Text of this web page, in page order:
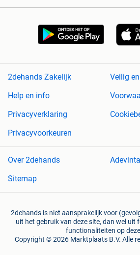
2dehands Zakelijk
Veilig
Help en info
Privacyverklaring
Privacyvoorkeuren
Over 2dehands
Adevinta
Sitemap
2dehands is niet aansprakelijk voor
uit het gebruik van deze site, dan wel uit
functionaliteiten op
Copyright © 2026 Marktplaats B.V. Alle